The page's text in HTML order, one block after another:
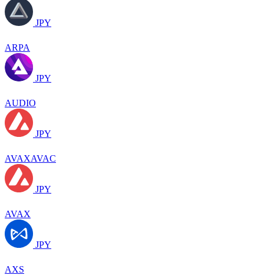
JPY
ARPA
JPY
AUDIO
JPY
AVAXAVAC
JPY
AVAX
JPY
AXS